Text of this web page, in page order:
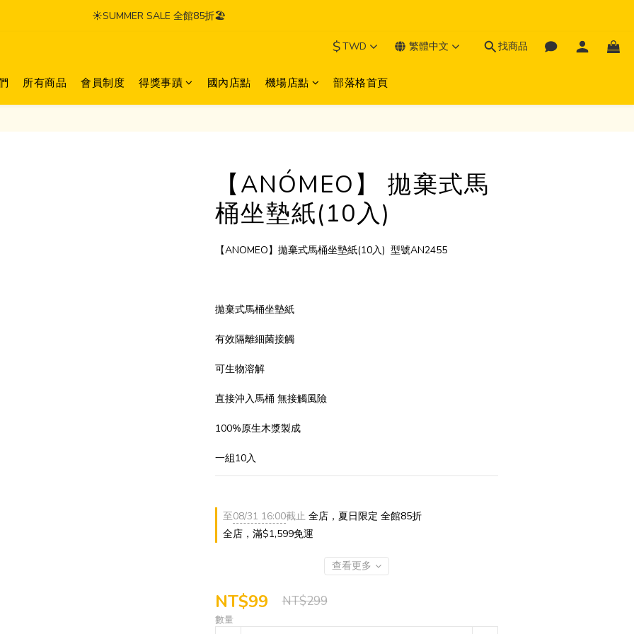
☀️SUMMER SALE 全館85折🏖️
$TWD 繁體中文 找商品
所有商品 會員制度 得獎事蹟 國內店點 機場店點 部落格首頁
【ANÓMEO】 拋棄式馬
桶坐墊紙(10入)
【ANOMEO】拋棄式馬桶坐墊紙(10入)  型號AN2455
拋棄式馬桶坐墊紙
有效隔離細菌接觸
可生物溶解
直接沖入馬桶 無接觸風險
100%原生木漿製成
一組10入
至08/31 16:00截止全店，夏日限定 全館85折
全店，滿$1,599免運
查看更多
NT$99 NT$299
數量